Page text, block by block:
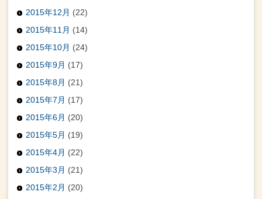
2015年12月 (22)
2015年11月 (14)
2015年10月 (24)
2015年9月 (17)
2015年8月 (21)
2015年7月 (17)
2015年6月 (20)
2015年5月 (19)
2015年4月 (22)
2015年3月 (21)
2015年2月 (20)